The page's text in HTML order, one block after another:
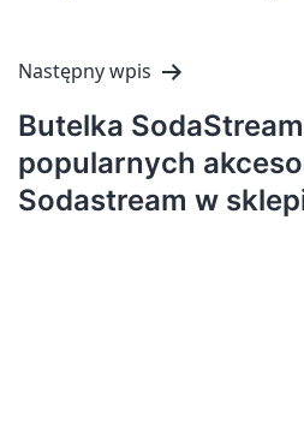
Następny wpis
Butelka
popularnych
Sodastream w